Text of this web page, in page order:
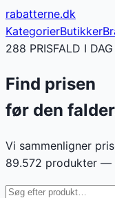
rabatterne.dk
KategorierButikker
288 PRISFALD I DAG
Find prisen
før den falder
Vi sammenligner
89.572 produkter —